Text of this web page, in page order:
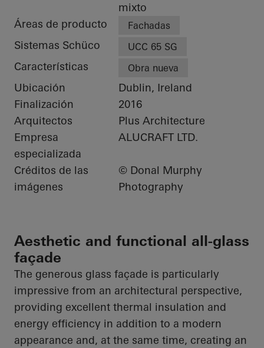
mixto
Áreas de producto
Fachadas
Sistemas Schüco UCC 65 SG
Características Obra nueva
Ubicación
Dublin, Ireland
Finalización
2016
Arquitectos
Plus Architecture
Empresa
especializada
ALUCRAFT LTD.
Créditos de las
imágenes
© Donal Murphy
Photography
Aesthetic and functional all-glass
façade
The generous glass façade is particularly
impressive from an architectural perspective,
providing excellent thermal insulation and
energy efficiency in addition to a modern
appearance and, at the same time, creating an